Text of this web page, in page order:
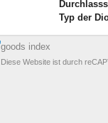
Typ der
goods index
Diese Website ist durch